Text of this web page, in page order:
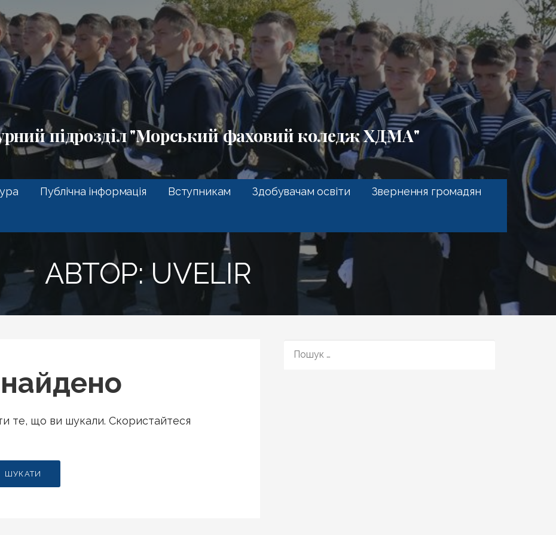
підрозділ "Морський фаховий коледж ХДМА"
Публічна інформація Вступникам Здобувачам освіти Звернення громадян
АВТОР: UVELIR
те, що ви шукали. Скористайтеся